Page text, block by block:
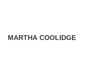
MARTHA COOLIDGE